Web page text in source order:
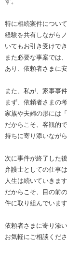
特に相続案件につい
経験を共有しながら
いてもお引き受けでき
また必要な事案では
あり、依頼者さまに
また、私が、家事事
まず、依頼者さまの
家族や夫婦の形には
だからこそ、客観的
持ちに寄り添いなが
次に事件が終了した
弁護士としての仕事
人生は続いていきます
だからこそ、目の前
件に取り組んでいます
依頼者さまに寄り添
お気軽にご相談くださ